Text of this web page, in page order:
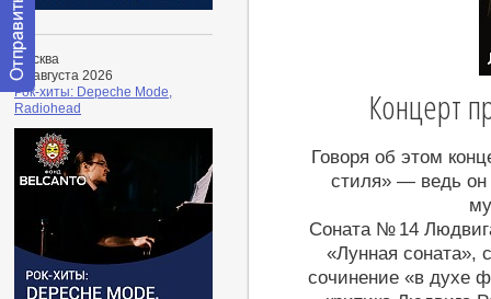
Москва
15 августа 2026
Рок-хиты: Depeche Mode,
Radiohead
Концерт
Говоря об этом
стиля» — ведь он
Соната № 14
«Лунная соната»,
сочинение «в духе
Отправить
сообщение
модератору